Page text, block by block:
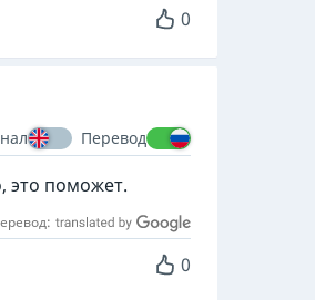
0
Перевод
это поможет.
0